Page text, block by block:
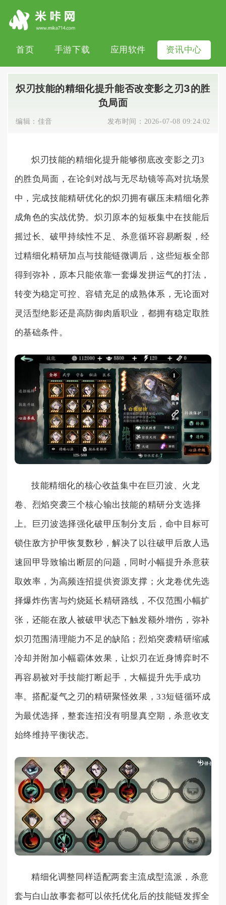
首页 手游下载 应用软件 资讯中心
炽刃技能的精细化提升能否改变影之刃3的胜
负局面
编辑： 佳音 发布时间： 2026-07-08 09:24:02
炽刃技能的精细化提升能够彻底改变影之刃3
的胜负局面，在论剑对战与无尽劫镜等高对抗场景
中，完成技能精研优化的炽刃拥有碾压未精细化养
成角色的实战优势。炽刃原本的短板集中在技能后
摇过长、破甲持续性不足、杀意循环容易断裂，经
过精细化精研加点与技能链微调后，这些短板全部
得到弥补，原本只能依靠一套爆发拼运气的打法，
转变为稳定可控、容错充足的成熟体系，无论面对
灵活型绝影还是高防御肉盾职业，都拥有稳定取胜
的基础条件。
技能精细化的核心收益集中在巨刃波、火龙
卷、烈焰突袭三个核心输出技能的精研分支选择
上。巨刃波选择强化破甲压制分支后，命中目标可
锁住敌方护甲恢复数秒，解决了以往破甲后敌人迅
速回甲导致输出断层的问题，同时小幅提升杀意获
取效率，为高频连招提供资源支撑；火龙卷优先选
择爆炸伤害与灼烧延长精研路线，不仅范围小幅扩
张，还能在敌人被破甲状态下触发额外增伤，弥补
炽刃范围清理能力不足的缺陷；烈焰突袭精研缩减
冷却并附加小幅霸体效果，让炽刃在近身博弈时不
再容易被对手技能打断起手，大幅提升先手成功
率。搭配凝气之刃的精研聚怪效果，33短链循环成
为最优选择，整套连招没有明显真空期，杀意收支
始终维持平衡状态。
精细化调整同样适配两套主流成型流派，杀意
套与白山故事套都可以依托优化后的技能链发挥全